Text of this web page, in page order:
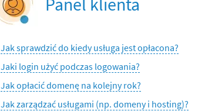
Jak sprawdzić do kiedy usługa jest opłacona?
Jaki login użyć podczas logowania?
Jak opłacić domenę na kolejny rok?
Jak zarządzać usługami (np. domeny i hosting)?